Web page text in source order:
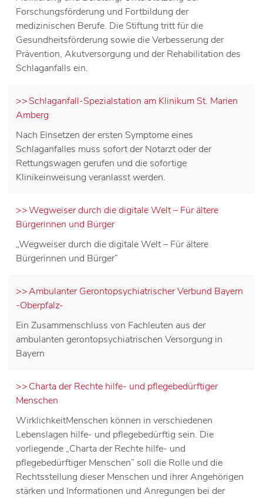
Forschungsförderung und Fortbildung der
medizinischen Berufe. Die Stiftung tritt für die
Gesundheitsförderung sowie die Verbesserung der
Prävention, Akutversorgung und der Rehabilitation des
Schlaganfalls ein.
Schlaganfall-Spezialstation am Klinikum St. Marien
Amberg
Nach Einsetzen der ersten Symptome eines
Schlaganfalles muss sofort der Notarzt oder der
Rettungswagen gerufen und die sofortige
Klinikeinweisung veranlasst werden.
Wegweiser durch die digitale Welt – Für ältere
Bürgerinnen und Bürger
„Wegweiser durch die digitale Welt – Für ältere
Bürgerinnen und Bürger“
Ambulanter Gerontopsychiatrischer Verbund Bayern
-Oberpfalz-
Ein Zusammenschluss von Fachleuten aus der
ambulanten gerontopsychiatrischen Versorgung in
Bayern
Charta der Rechte hilfe- und pflegebedürftiger
Menschen
WirklichkeitMenschen können in verschiedenen
Lebenslagen hilfe- und pflegebedürftig sein. Die
vorliegende „Charta der Rechte hilfe- und
pflegebedürftiger Menschen“ soll die Rolle und die
Rechtsstellung dieser Menschen und ihrer Angehörigen
stärken und Informationen und Anregungen bei der